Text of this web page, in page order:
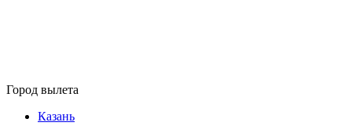
Город вылета
Казань